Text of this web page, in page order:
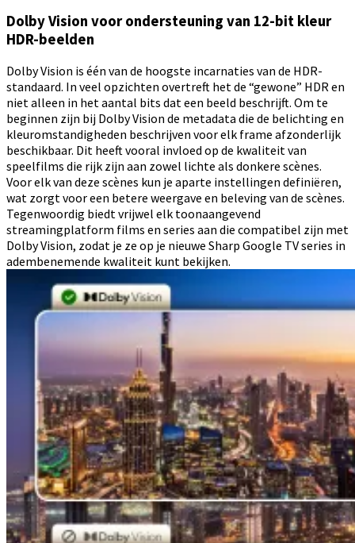
Dolby Vision voor ondersteuning van 12-bit kleur
HDR-beelden
Dolby Vision is één van de hoogste incarnaties van de HDR-
standaard. In veel opzichten overtreft het de “gewone” HDR en
niet alleen in het aantal bits dat een beeld beschrijft. Om te
beginnen zijn bij Dolby Vision de metadata die de belichting en
kleuromstandigheden beschrijven voor elk frame afzonderlijk
beschikbaar. Dit heeft vooral invloed op de kwaliteit van
speelfilms die rijk zijn aan zowel lichte als donkere scènes.
Voor elk van deze scènes kun je aparte instellingen definiëren,
wat zorgt voor een betere weergave en beleving van de scènes.
Tegenwoordig biedt vrijwel elk toonaangevend
streamingplatform films en series aan die compatibel zijn met
Dolby Vision, zodat je ze op je nieuwe Sharp Google TV series in
adembenemende kwaliteit kunt bekijken.